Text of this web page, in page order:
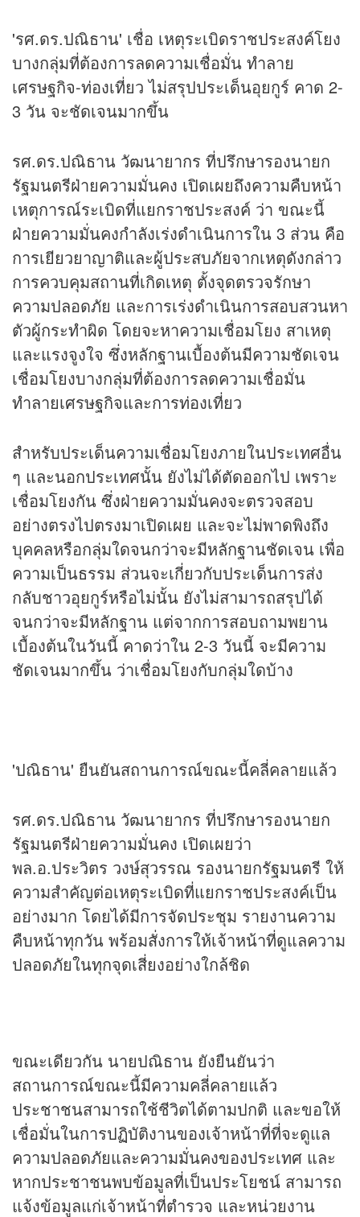
'รศ.ดร.ปณิธาน' เชื่อ เหตุระเบิดราชประสงค์โยง
บางกลุ่มที่ต้องการลดความเชื่อมั่น ทำลาย
เศรษฐกิจ-ท่องเที่ยว ไม่สรุปประเด็นอุยกูร์ คาด 2-
3 วัน จะชัดเจนมากขึ้น
รศ.ดร.ปณิธาน วัฒนายากร ที่ปรึกษารองนายก
รัฐมนตรีฝ่ายความมั่นคง เปิดเผยถึงความคืบหน้า
เหตุการณ์ระเบิดที่แยกราชประสงค์ ว่า ขณะนี้
ฝ่ายความมั่นคงกำลังเร่งดำเนินการใน 3 ส่วน คือ
การเยียวยาญาติและผู้ประสบภัยจากเหตุดังกล่าว
การควบคุมสถานที่เกิดเหตุ ตั้งจุดตรวจรักษา
ความปลอดภัย และการเร่งดำเนินการสอบสวนหา
ตัวผู้กระทำผิด โดยจะหาความเชื่อมโยง สาเหตุ
และแรงจูงใจ ซึ่งหลักฐานเบื้องต้นมีความชัดเจน
เชื่อมโยงบางกลุ่มที่ต้องการลดความเชื่อมั่น
ทำลายเศรษฐกิจและการท่องเที่ยว
สำหรับประเด็นความเชื่อมโยงภายในประเทศอื่น
ๆ และนอกประเทศนั้น ยังไม่ได้ตัดออกไป เพราะ
เชื่อมโยงกัน ซึ่งฝ่ายความมั่นคงจะตรวจสอบ
อย่างตรงไปตรงมาเปิดเผย และจะไม่พาดพิงถึง
บุคคลหรือกลุ่มใดจนกว่าจะมีหลักฐานชัดเจน เพื่อ
ความเป็นธรรม ส่วนจะเกี่ยวกับประเด็นการส่ง
กลับชาวอุยกูร์หรือไม่นั้น ยังไม่สามารถสรุปได้
จนกว่าจะมีหลักฐาน แต่จากการสอบถามพยาน
เบื้องต้นในวันนี้ คาดว่าใน 2-3 วันนี้ จะมีความ
ชัดเจนมากขึ้น ว่าเชื่อมโยงกับกลุ่มใดบ้าง
'ปณิธาน' ยืนยันสถานการณ์ขณะนี้คลี่คลายแล้ว
รศ.ดร.ปณิธาน วัฒนายากร ที่ปรึกษารองนายก
รัฐมนตรีฝ่ายความมั่นคง เปิดเผยว่า
พล.อ.ประวิตร วงษ์สุวรรณ รองนายกรัฐมนตรี ให้
ความสำคัญต่อเหตุระเบิดที่แยกราชประสงค์เป็น
อย่างมาก โดยได้มีการจัดประชุม รายงานความ
คืบหน้าทุกวัน พร้อมสั่งการให้เจ้าหน้าที่ดูแลความ
ปลอดภัยในทุกจุดเสี่ยงอย่างใกล้ชิด
ขณะเดียวกัน นายปณิธาน ยังยืนยันว่า
สถานการณ์ขณะนี้มีความคลี่คลายแล้ว
ประชาชนสามารถใช้ชีวิตได้ตามปกติ และขอให้
เชื่อมั่นในการปฏิบัติงานของเจ้าหน้าที่ที่จะดูแล
ความปลอดภัยและความมั่นคงของประเทศ และ
หากประชาชนพบข้อมูลที่เป็นประโยชน์ สามารถ
แจ้งข้อมูลแก่เจ้าหน้าที่ตำรวจ และหน่วยงาน